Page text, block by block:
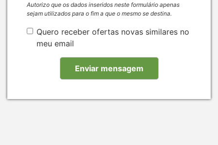
Autorizo que os dados inseridos neste formulário apenas
sejam utilizados para o fim a que o mesmo se destina.
Quero receber ofertas novas similares no
meu email